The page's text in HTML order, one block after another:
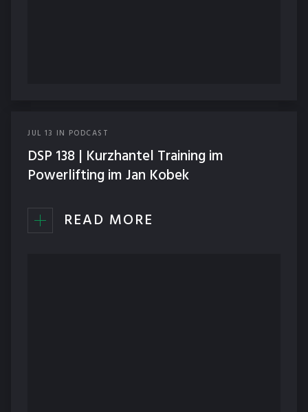
JUL 13 IN PODCAST
DSP 138 | Kurzhantel Training im
Powerlifting im Jan Kobek
READ MORE